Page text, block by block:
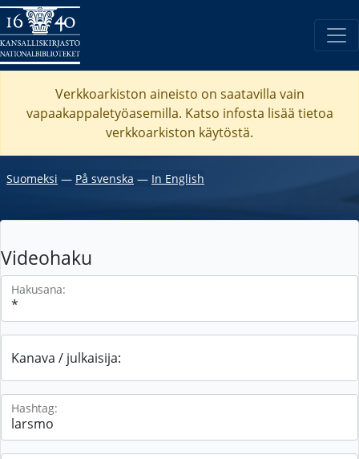
Verkkoarkiston aineisto on saatavilla vain
vapaakappaletyöasemilla. Katso infosta lisää tietoa
verkkoarkiston käytöstä.
Suomeksi ― På svenska ― In English
Videohaku
Hakusana:
Kanava / julkaisija:
Hashtag: